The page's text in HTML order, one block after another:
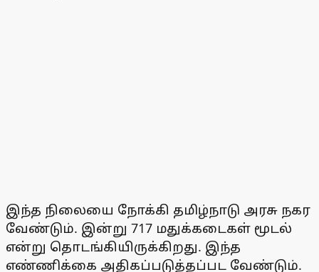
இந்த நிலையை நோக்கி தமிழ்நாடு அரசு நகர
வேண்டும். இன்று 717 மதுக்கடைகள் மூடல்
என்று தொடங்கியிருக்கிறது. இந்த
எண்ணிக்கை அதிகப்படுத்தப்பட வேண்டும்.